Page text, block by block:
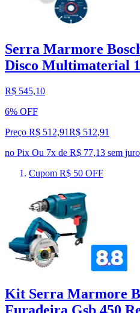
Serra Marmore
Disco Multimaterial
R$ 545,10
6% OFF
Preço R$ 512,91R$ 512,91
no Pix Ou 7x de R$ 77,13 sem
Cupom R$ 50 OFF
Kit Serra Marmore